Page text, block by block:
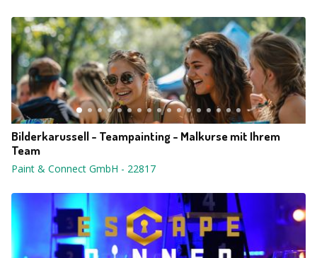
Bilderkarussell - Teampainting - Malkurse mit Ihrem
Team
Paint & Connect GmbH - 22817